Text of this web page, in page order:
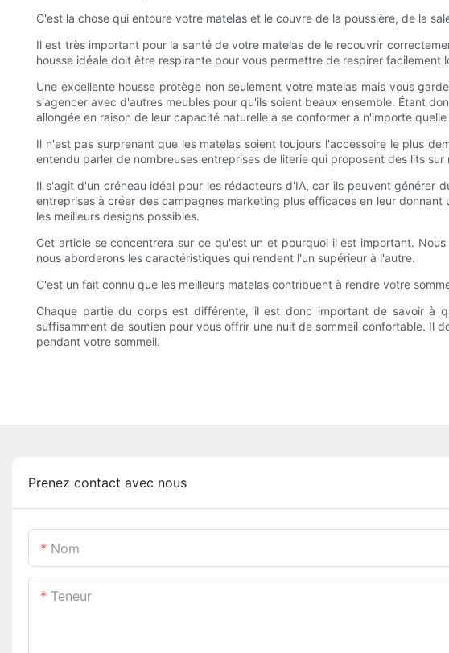
C'est la chose qui entoure votre matelas et le couvre de la poussière, de la
Il est très important pour la santé de votre matelas de le recouvrir
housse idéale doit être respirante pour vous permettre de respirer facilement
Une excellente housse protège non seulement votre matelas mais vous
s'agencer avec d'autres meubles pour qu'ils soient beaux ensemble. Étant
allongée en raison de leur capacité naturelle à se conformer à n'importe
Il n'est pas surprenant que les matelas soient toujours l'accessoire le plus
entendu parler de nombreuses entreprises de literie qui proposent des lits sur
Il s'agit d'un créneau idéal pour les rédacteurs d'IA, car ils peuvent générer
entreprises à créer des campagnes marketing plus efficaces en leur
les meilleurs designs possibles.
Cet article se concentrera sur ce qu'est un et pourquoi il est important.
nous aborderons les caractéristiques qui rendent l'un supérieur à l'autre.
C'est un fait connu que les meilleurs matelas contribuent à rendre votre
Chaque partie du corps est différente, il est donc important de savoir à
suffisamment de soutien pour vous offrir une nuit de sommeil confortable. Il
pendant votre sommeil.
Prenez contact avec nous
Nom
Teneur